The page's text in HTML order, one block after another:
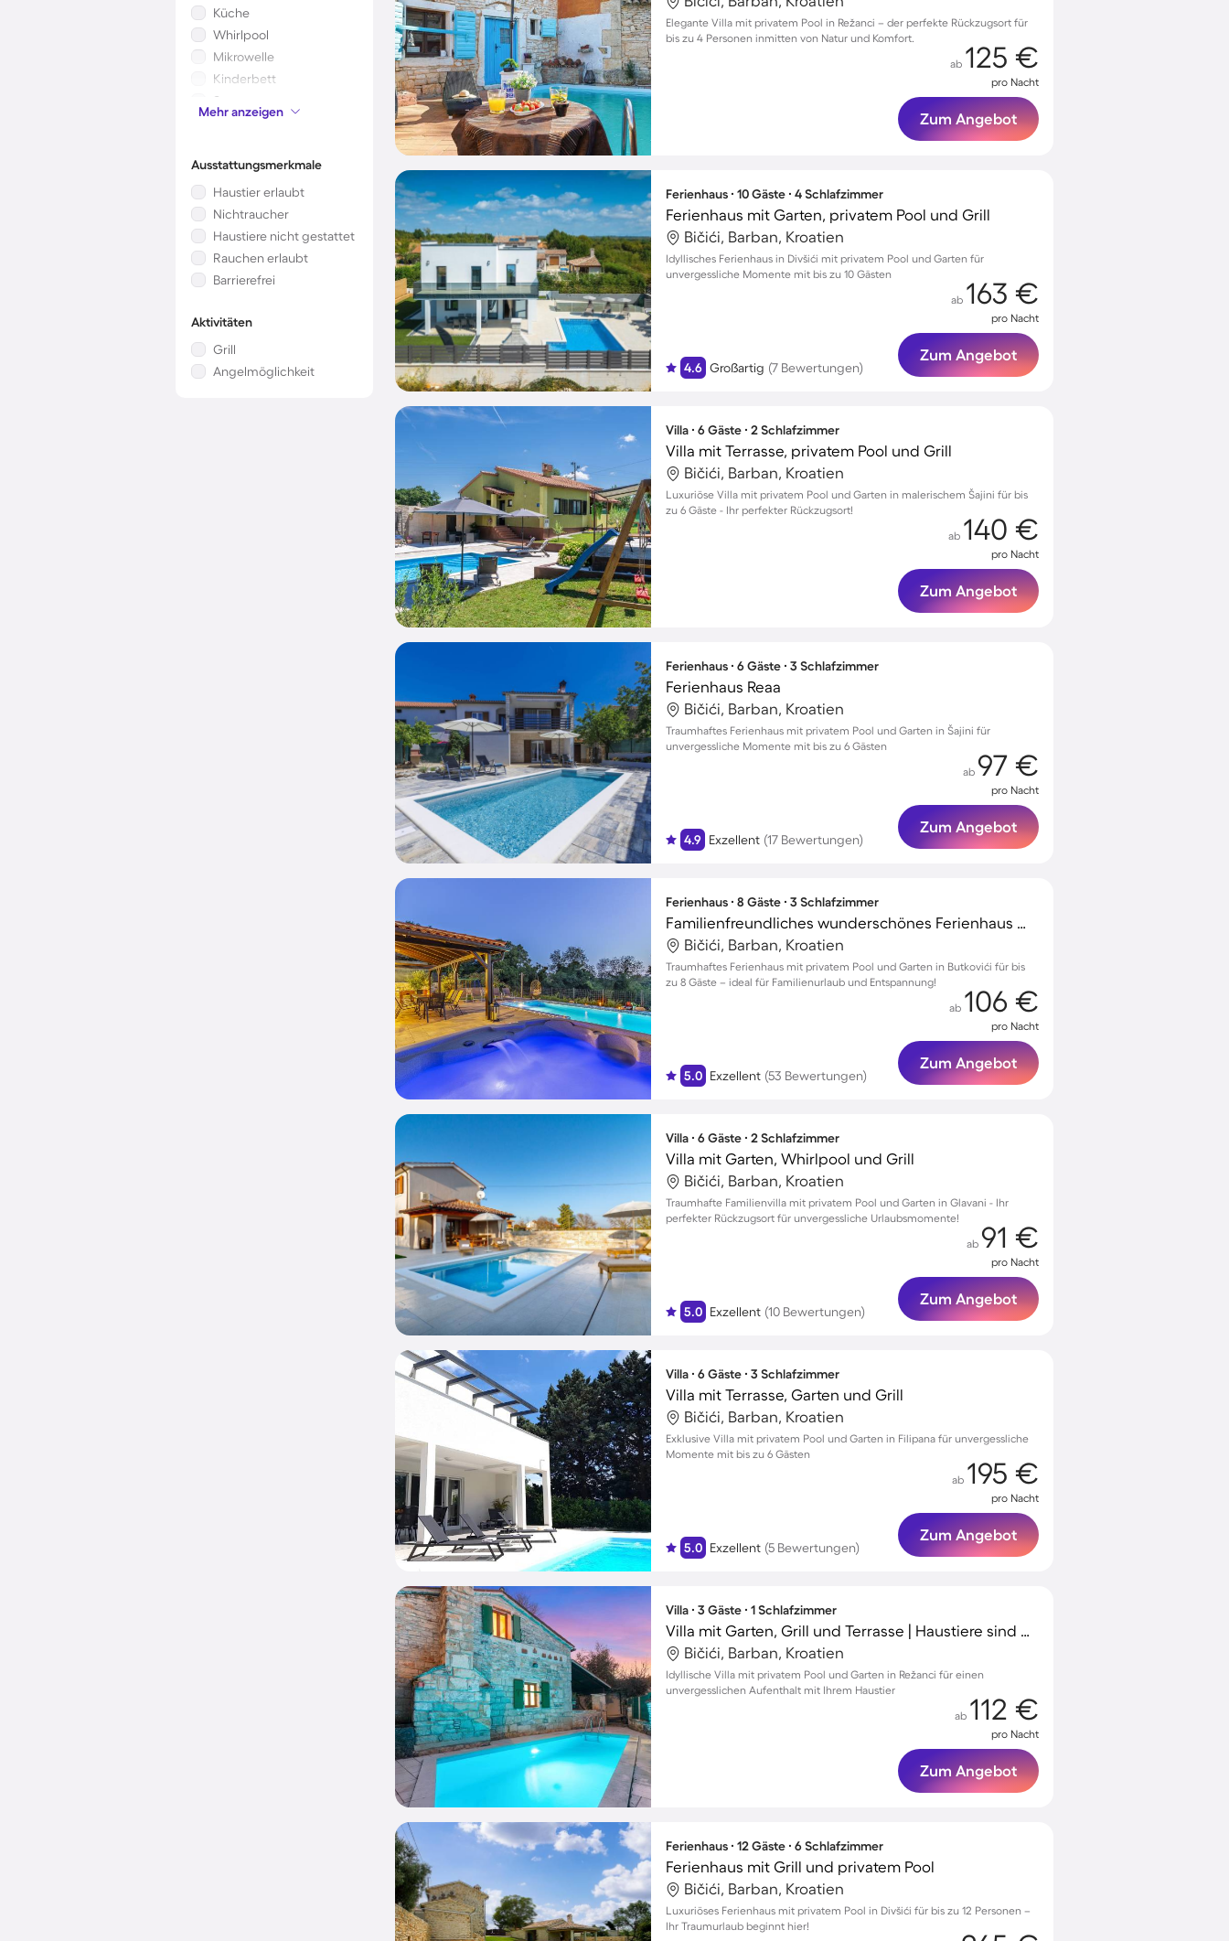
Küche
Whirlpool
Mikrowelle
Kinderbett
Sauna
Kamin/Ofen
Mehr anzeigen
Ausstattungsmerkmale
Haustier erlaubt
Nichtraucher
Haustiere nicht gestattet
Rauchen erlaubt
Barrierefrei
Aktivitäten
Grill
Angelmöglichkeit
Elegante Villa mit privatem Pool in Režanci – der perfekte Rückzugsort für
bis zu 4 Personen inmitten von Natur und Komfort.
ab 125 €
pro Nacht
Zum Angebot
Ferienhaus ∙ 10 Gäste ∙ 4 Schlafzimmer
Ferienhaus mit Garten, privatem Pool und Grill
Bičići, Barban, Kroatien
Idyllisches Ferienhaus in Divšići mit privatem Pool und Garten für
unvergessliche Momente mit bis zu 10 Gästen
4.6 Großartig (7 Bewertungen)
ab 163 €
pro Nacht
Zum Angebot
Villa ∙ 6 Gäste ∙ 2 Schlafzimmer
Villa mit Terrasse, privatem Pool und Grill
Bičići, Barban, Kroatien
Luxuriöse Villa mit privatem Pool und Garten in malerischem Šajini für bis
zu 6 Gäste - Ihr perfekter Rückzugsort!
ab 140 €
pro Nacht
Zum Angebot
Ferienhaus ∙ 6 Gäste ∙ 3 Schlafzimmer
Ferienhaus Reaa
Bičići, Barban, Kroatien
Traumhaftes Ferienhaus mit privatem Pool und Garten in Šajini für
unvergessliche Momente mit bis zu 6 Gästen
4.9 Exzellent (17 Bewertungen)
ab 97 €
pro Nacht
Zum Angebot
Ferienhaus ∙ 8 Gäste ∙ 3 Schlafzimmer
Familienfreundliches wunderschönes Ferienhaus mit Garten, Terrasse und Whirlpool | Perfekt für die Arbeit von Zuhause
Bičići, Barban, Kroatien
Traumhaftes Ferienhaus mit privatem Pool und Garten in Butkovići für bis
zu 8 Gäste – ideal für Familienurlaub und Entspannung!
5.0 Exzellent (53 Bewertungen)
ab 106 €
pro Nacht
Zum Angebot
Villa ∙ 6 Gäste ∙ 2 Schlafzimmer
Villa mit Garten, Whirlpool und Grill
Bičići, Barban, Kroatien
Traumhafte Familienvilla mit privatem Pool und Garten in Glavani - Ihr
perfekter Rückzugsort für unvergessliche Urlaubsmomente!
5.0 Exzellent (10 Bewertungen)
ab 91 €
pro Nacht
Zum Angebot
Villa ∙ 6 Gäste ∙ 3 Schlafzimmer
Villa mit Terrasse, Garten und Grill
Bičići, Barban, Kroatien
Exklusive Villa mit privatem Pool und Garten in Filipana für unvergessliche
Momente mit bis zu 6 Gästen
5.0 Exzellent (5 Bewertungen)
ab 195 €
pro Nacht
Zum Angebot
Villa ∙ 3 Gäste ∙ 1 Schlafzimmer
Villa mit Garten, Grill und Terrasse | Haustiere sind willkommen
Bičići, Barban, Kroatien
Idyllische Villa mit privatem Pool und Garten in Režanci für einen
unvergesslichen Aufenthalt mit Ihrem Haustier
ab 112 €
pro Nacht
Zum Angebot
Ferienhaus ∙ 12 Gäste ∙ 6 Schlafzimmer
Ferienhaus mit Grill und privatem Pool
Bičići, Barban, Kroatien
Luxuriöses Ferienhaus mit privatem Pool in Divšići für bis zu 12 Personen –
Ihr Traumurlaub beginnt hier!